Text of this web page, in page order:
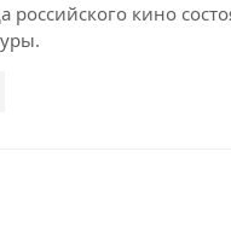
российского кино